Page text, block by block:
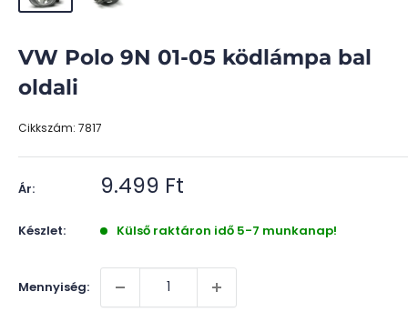
VW Polo 9N 01-05 ködlámpa bal
oldali
Cikkszám: 7817
Ár: Akciós
9.499 Ft
Készlet: Külső raktáron idő 5-7 munkanap!
Mennyiség: